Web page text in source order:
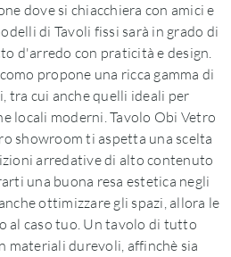
dove si chiacchiera con amici e
di Tavoli fissi sarà in grado di
d'arredo con praticità e design.
propone una ricca gamma di
tra cui anche quelli ideali per
locali moderni. Tavolo Obi Vetro
showroom ti aspetta una scelta
arredative di alto contenuto
una buona resa estetica negli
ottimizzare gli spazi, allora le
al caso tuo. Un tavolo di tutto
materiali durevoli, affinchè sia